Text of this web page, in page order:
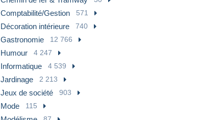
Comptabilité/Gestion 571
Décoration intérieure 740
Gastronomie 12 766
Humour 4 247
Informatique 4 539
Jardinage 2 213
Jeux de société 903
Mode 115